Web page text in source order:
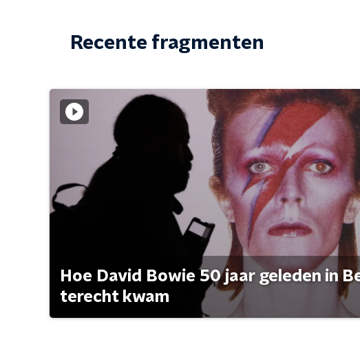
Recente fragmenten
Hoe David Bowie 50 jaar geleden in
terecht kwam